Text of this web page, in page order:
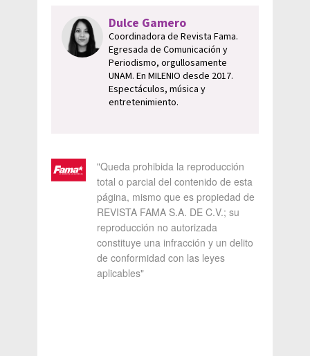
Dulce Gamero
Coordinadora de Revista Fama.
Egresada de Comunicación y
Periodismo, orgullosamente
UNAM. En MILENIO desde 2017.
Espectáculos, música y
entretenimiento.
"Queda prohibida la reproducción
total o parcial del contenido de esta
página, mismo que es propiedad de
REVISTA FAMA S.A. DE C.V.; su
reproducción no autorizada
constituye una infracción y un delito
de conformidad con las leyes
aplicables"